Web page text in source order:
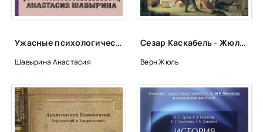
Ужасные психологические эксперименты: реальные факты из истории - Анастасия Шавырина
Шавырина Анастасия
Сезар Каскабель - Жюль Верн
Верн Жюль